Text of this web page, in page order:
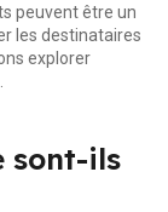
peuvent être un
les destinataires
explorer
sont-ils